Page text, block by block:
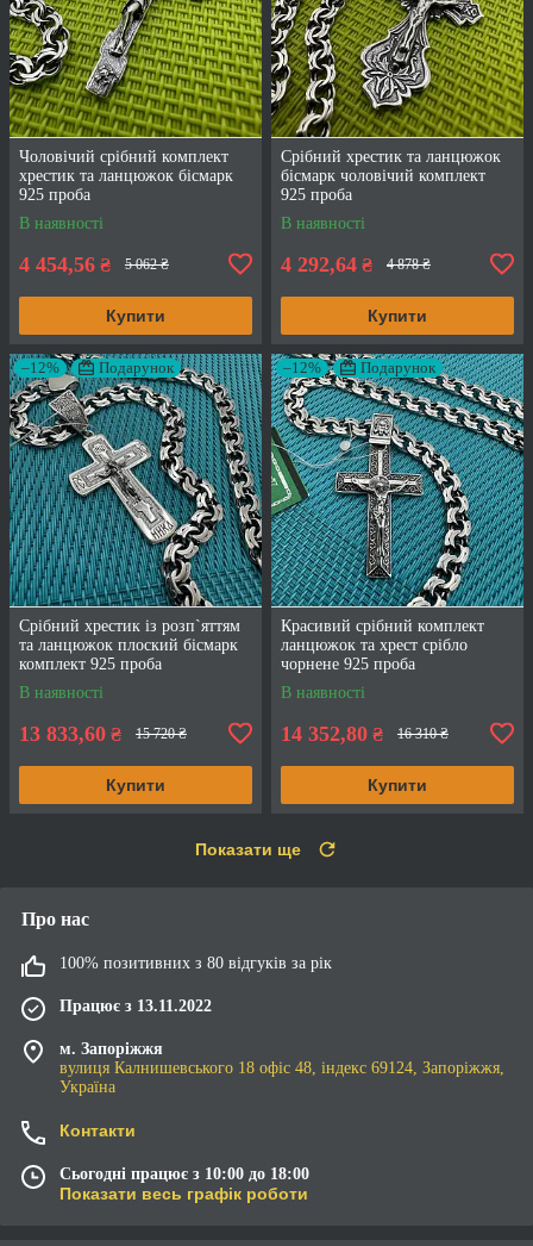
Чоловічий срібний комплект
хрестик та ланцюжок бісмарк
925 проба
В наявності
4 454,56 ₴ 5 062 ₴
Купити
Срібний хрестик та ланцюжок
бісмарк чоловічий комплект
925 проба
В наявності
4 292,64 ₴ 4 878 ₴
Купити
–12% Подарунок
Срібний хрестик із розп`яттям
та ланцюжок плоский бісмарк
комплект 925 проба
В наявності
13 833,60 ₴ 15 720 ₴
Купити
–12% Подарунок
Красивий срібний комплект
ланцюжок та хрест срібло
чорнене 925 проба
В наявності
14 352,80 ₴ 16 310 ₴
Купити
Показати ще
Про нас
100% позитивних з 80 відгуків за рік
Працює з 13.11.2022
м. Запоріжжя
вулиця Калнишевського 18 офіс 48, індекс 69124, Запоріжжя,
Україна
Контакти
Сьогодні працює з 10:00 до 18:00
Показати весь графік роботи